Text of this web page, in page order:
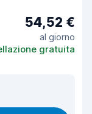
54,52 €
al giorno
gratuita